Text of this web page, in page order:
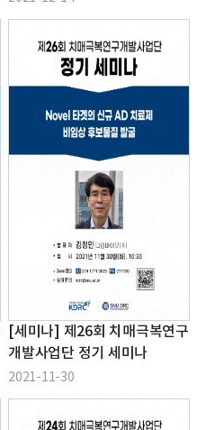
[세미나] 제26회 치매극복연구
개발사업단 정기 세미나
2021-11-30